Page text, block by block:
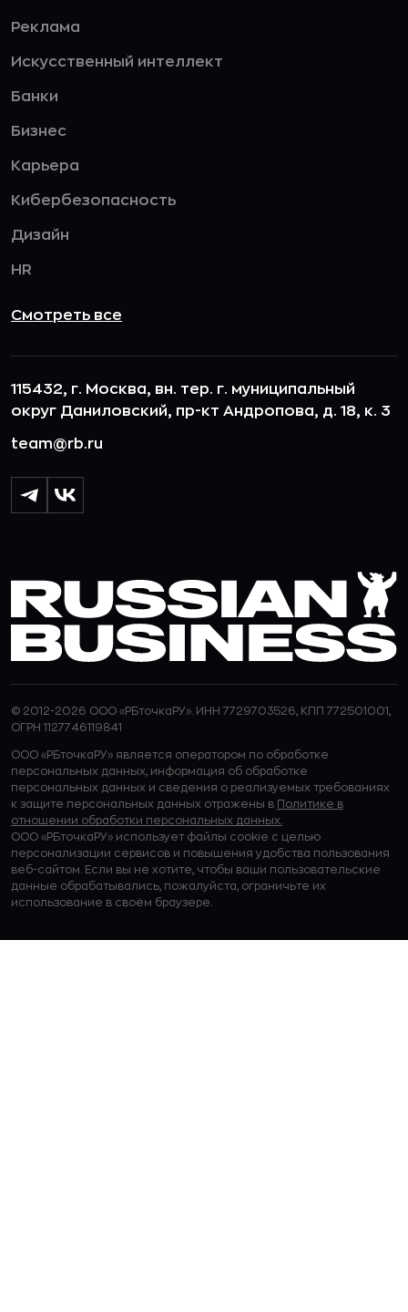
Реклама
Искусственный интеллект
Банки
Бизнес
Карьера
Кибербезопасность
Дизайн
HR
Смотреть все
115432, г. Москва, вн. тер. г. муниципальный
округ Даниловский, пр-кт Андропова, д. 18, к. 3
team@rb.ru
© 2012-2026 ООО «РБточкаРУ». ИНН 7729703526, КПП 772501001,
ОГРН 1127746119841
ООО «РБточкаРУ» является оператором по обработке
персональных данных, информация об обработке
персональных данных и сведения о реализуемых требованиях
к защите персональных данных отражены в
Политике в
отношении обработки персональных данных.
ООО «РБточкаРУ» использует файлы cookie с целью
персонализации сервисов и повышения удобства пользования
веб-сайтом. Если вы не хотите, чтобы ваши пользовательские
данные обрабатывались, пожалуйста, ограничьте их
использование в своём браузере.